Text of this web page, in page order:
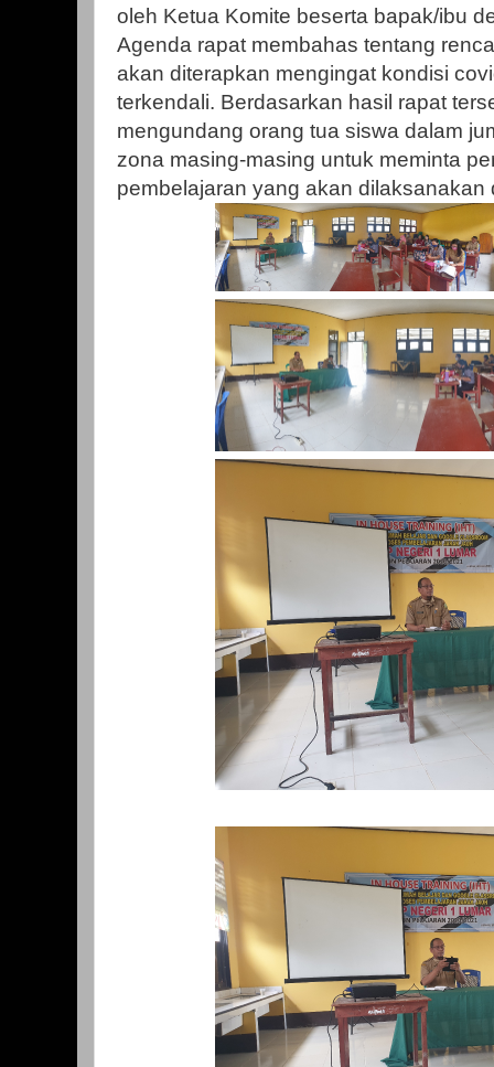
oleh Ketua Komite beserta bapak/ibu
Agenda rapat membahas tentang
akan diterapkan mengingat kondisi
terkendali. Berdasarkan hasil rapat
mengundang orang tua siswa dalam
zona masing-masing untuk meminta
pembelajaran yang akan dilaksanakan